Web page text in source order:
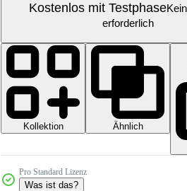
Kostenlos mit Testphase
erforderlich
Kollektion
Ähnlich
Pro Standard Lizenz
Was ist das?